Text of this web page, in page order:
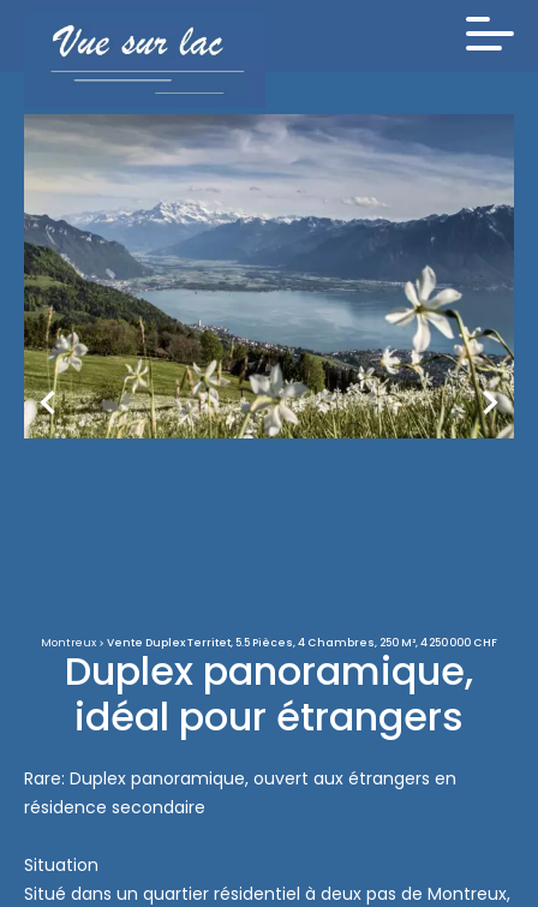
Montreux Vente Duplex Territet, 5.5 Pièces, 4 Chambres, 250 M², 4 250 000 CHF
Duplex panoramique,
idéal pour étrangers
Rare: Duplex panoramique, ouvert aux étrangers en
résidence secondaire
Situation
Situé dans un quartier résidentiel à deux pas de Montreux,